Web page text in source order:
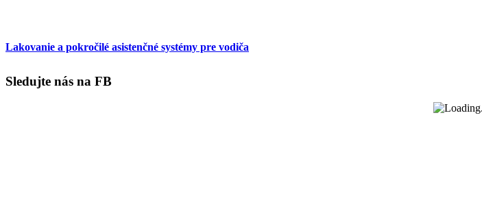
Lakovanie a pokročilé asistenčné systémy pre vodiča
Sledujte nás na FB